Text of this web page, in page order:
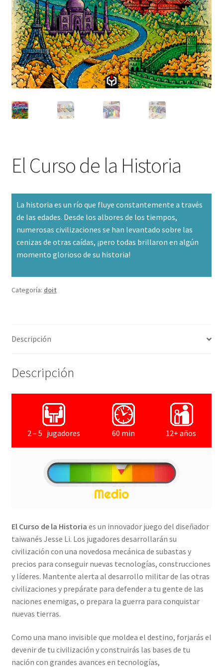
El Curso de la Historia
La historia es un río que fluye constantemente a través
de las edades. Desde los albores de los tiempos,
numerosas civilizaciones se han levantado sobre las
cenizas de otras caídas, ¡pero todas brillaron en algún
momento glorioso de su historia!
Categoría: doit
Descripción
Descripción
2 – 5 jugadores 60 min 12+ años
El Curso de la Historia es un innovador juego del diseñador
taiwanés Jesse Li. Los jugadores desarrollarán su
civilización con una novedosa mecánica de subastas y
precios para conseguir nuevas tecnologías, construcciones
y líderes. Mantente alerta al desarrollo militar de las otras
civilizaciones y prepárate para defender a tu gente de las
naciones enemigas, o prepara la guerra para conquistar
nuevas tierras.
Como una mano invisible que moldea el destino, forjarás el
devenir de tu civilización y construirás las bases de tu
nación con grandes avances en tecnologías,